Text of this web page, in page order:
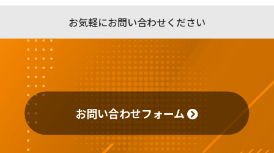
お気軽にお問い合わせください
お問い合わせフォーム